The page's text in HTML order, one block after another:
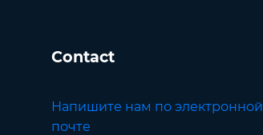
Contact
Напишите нам по электронной
почте